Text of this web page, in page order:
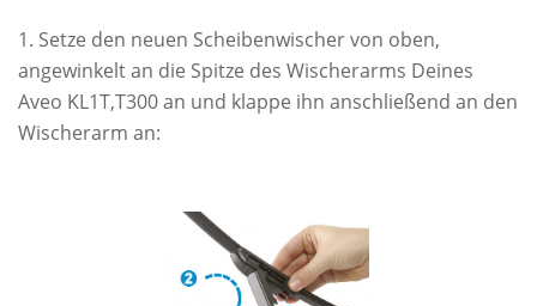
Setze den neuen Scheibenwischer von oben,
angewinkelt an die Spitze des Wischerarms Deines
Aveo KL1T,T300 an und klappe ihn anschließend an den
Wischerarm an: